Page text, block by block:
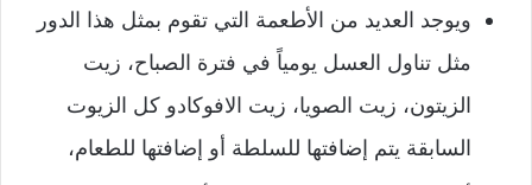
ويوجد العديد من الأطعمة التي تقوم بمثل هذا الدور
مثل تناول العسل يومياً في فترة الصباح، زيت
الزيتون، زيت الصويا، زيت الافوكادو كل الزيوت
السابقة يتم إضافتها للسلطة أو إضافتها للطعام،